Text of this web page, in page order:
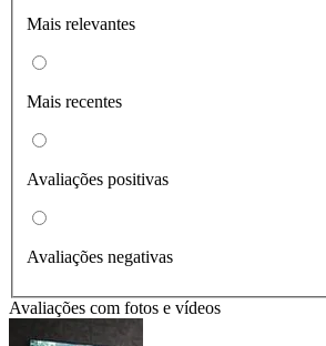
Mais relevantes
Mais recentes
Avaliações positivas
Avaliações negativas
Avaliações com fotos e vídeos